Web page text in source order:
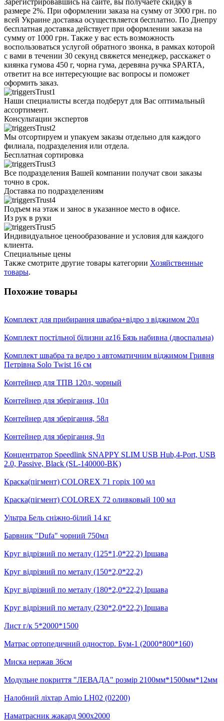
размере 2%. При оформлении заказа на сумму от 3000 грн. по
всей Украине доставка осуществляется бесплатно. По Днепру
бесплатная доставка действует при оформлении заказа на
сумму от 1000 грн. Также у вас есть возможность
воспользоваться услугой обратного звонка, в рамках которой
с вами в течении 30 секунд свяжется менеджер, расскажет о
киянка гумова 450 г, чорна гума, деревяна ручка SPARTA,
ответит на все интересующие вас вопросы и поможет
оформить заказ.
Наши специалисты всегда подберут для Вас оптимальный
ассортимент.
Консультации экспертов
Мы отсортируем и упакуем заказы отдельно для каждого
филиала, подразделения или отдела.
Бесплатная сортировка
Все подразделения Вашей компании получат свои заказы
точно в срок.
Доставка по подразделениям
Подъем на этаж и занос в указанное место в офисе.
Из рук в руки
Индивидуальное ценообразование и условия для каждого
клиента.
Специальные цены
Также смотрите другие товары категории Хозяйственные
товары.
Похожие товары
Комплект для прибирання швабра+відро з віджимом 20л
Комплект постільної білизни az16 Бязь набивна (двоспальна)
Комплект швабра та ведро з автоматичним віджимом Гривня
Петрівна Solo Twist 16 см
Контейнер для ТПВ 120л, чорный
Контейнер для зберігання, 10л
Контейнер для зберігання, 58л
Контейнер для зберігання, 9л
Концентратор Speedlink SNAPPY SLIM USB Hub,4-Port, USB
2.0, Passive, Black (SL-140000-BK)
Краска(пігмент) COLOREX 71 горіх 100 мл
Краска(пігмент) COLOREX 72 оливковый 100 мл
Ультра Бель сніжно-білий 14 кг
Барвник "Dufa" чорний 750мл
Круг відрізний по металу (125*1,0*22,2) Іршава
Круг відрізний по металу (150*2,0*22,2)
Круг відрізний по металу (180*2,0*22,2) Іршава
Круг відрізний по металу (230*2,0*22,2) Іршава
Лист г/к 5*2000*1500
Матрас ортопедичний одностор. Бум-1 (2000*800*160)
Миска нержав 36см
Модульне покриття "ЛЕВАДА" розмір 2100мм*1500мм*12мм
Налобний ліхтар Amio LH02 (02200)
Наматрасник жакард 900х2000